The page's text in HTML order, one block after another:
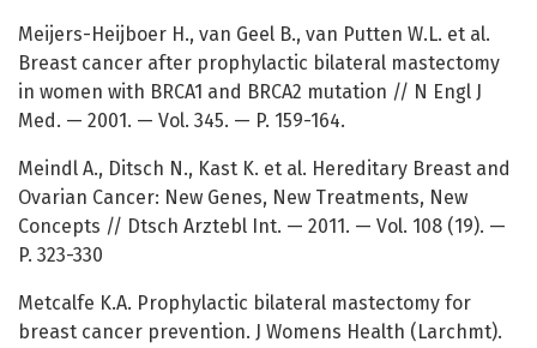
Meijers-Heijboer H., van Geel B., van Putten W.L. et al.
Breast cancer after prophylactic bilateral mastectomy
in women with BRCA1 and BRCA2 mutation // N Engl J
Med. — 2001. — Vol. 345. — P. 159-164.
Meindl A., Ditsch N., Kast K. et al. Hereditary Breast and
Ovarian Cancer: New Genes, New Treatments, New
Concepts // Dtsch Arztebl Int. — 2011. — Vol. 108 (19). —
P. 323-330
Metcalfe K.A. Prophylactic bilateral mastectomy for
breast cancer prevention. J Womens Health (Larchmt).